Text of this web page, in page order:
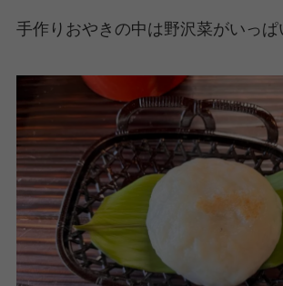
手作りおやきの中は野沢菜がいっぱ